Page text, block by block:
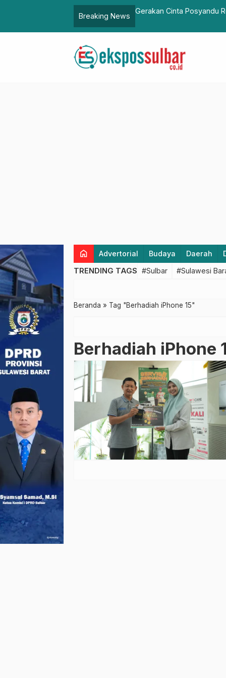
Breaking News
Resmi Dimulai, Sulbar Kejar Target SDM Unggul dan
home Advertorial Budaya Daerah
TRENDING TAGS #Sulbar #Sulawesi
Beranda » Tag "Berhadiah iPhone 15"
Berhadiah iPhone